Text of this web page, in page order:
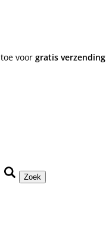
toe voor gratis verzending
Zoek